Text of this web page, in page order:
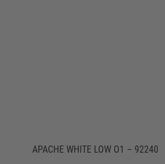
APACHE WHITE LOW O1 – 92240